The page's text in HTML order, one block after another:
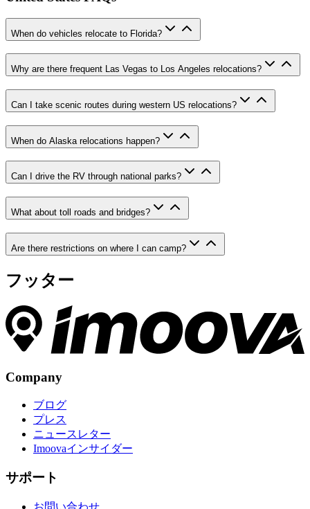
When do vehicles relocate to Florida?
Why are there frequent Las Vegas to Los Angeles relocations?
Can I take scenic routes during western US relocations?
When do Alaska relocations happen?
Can I drive the RV through national parks?
What about toll roads and bridges?
Are there restrictions on where I can camp?
フッター
Company
ブログ
プレス
ニュースレター
Imoovaインサイダー
サポート
お問い合わせ